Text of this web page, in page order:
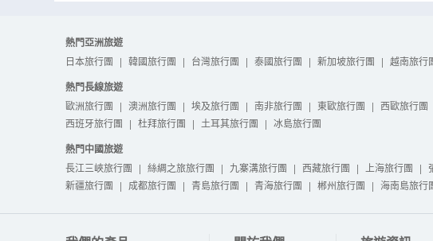
熱門亞洲旅遊
日本旅行團 | 韓國旅行團 | 台灣旅行團 | 泰國旅行團 | 新加坡旅行團 | 越南旅行
熱門長線旅遊
歐洲旅行團 | 澳洲旅行團 | 埃及旅行團 | 南非旅行團 | 東歐旅行團 | 西歐旅行團
西班牙旅行團 | 杜拜旅行團 | 土耳其旅行團 | 冰島旅行團
熱門中國旅遊
長江三峽旅行團 | 絲綢之旅旅行團 | 九寨溝旅行團 | 西藏旅行團 | 上海旅行團 |
新疆旅行團 | 成都旅行團 | 青島旅行團 | 青海旅行團 | 郴州旅行團 | 海南島旅行